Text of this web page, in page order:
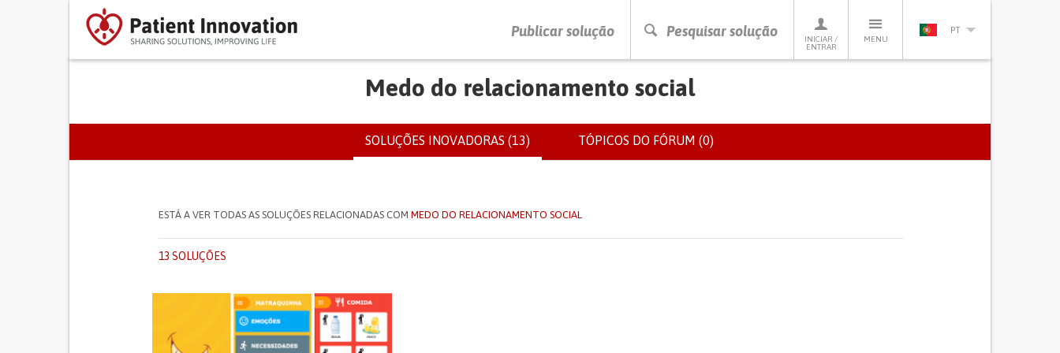
Publicar solução Pesquisar solução
INICIAR /
ENTRAR
MENU
PT
PRESSIONE ENTER PARA PESQUISAR
Medo do relacionamento social
SEPARADORES PRIMÁRIOSSOLUÇÕES INOVADORAS (13)(SEPARADOR
ATIVO)
TÓPICOS DO FÓRUM (0)
ESTÁ A VER TODAS AS SOLUÇÕES RELACIONADAS COM MEDO DO RELACIONAMENTO SOCIAL
13 SOLUÇÕES